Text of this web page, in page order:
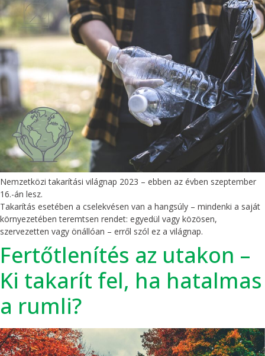
Nemzetközi takarítási világnap 2023 – ebben az évben szeptember
16.-án lesz.
Takarítás esetében a cselekvésen van a hangsúly – mindenki a saját
környezetében teremtsen rendet: egyedül vagy közösen,
szervezetten vagy önállóan – erről szól ez a világnap.
Fertőtlenítés az utakon –
Ki takarít fel, ha hatalmas
a rumli?